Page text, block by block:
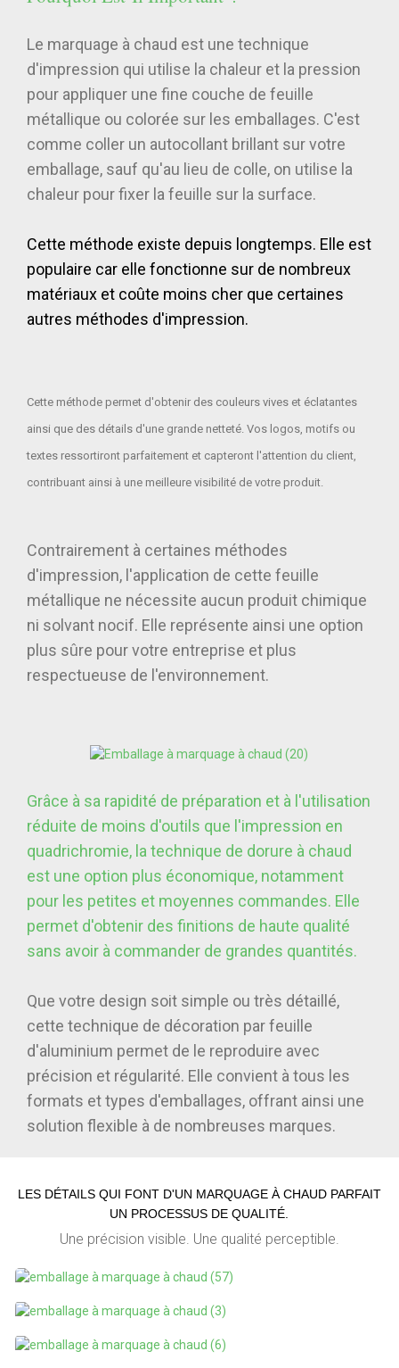
Le marquage à chaud est une technique
d'impression qui utilise la chaleur et la pression
pour appliquer une fine couche de feuille
métallique ou colorée sur les emballages. C'est
comme coller un autocollant brillant sur votre
emballage, sauf qu'au lieu de colle, on utilise la
chaleur pour fixer la feuille sur la surface.
Cette méthode existe depuis longtemps. Elle est
populaire car elle fonctionne sur de nombreux
matériaux et coûte moins cher que certaines
autres méthodes d'impression.
Cette méthode permet d'obtenir des couleurs vives et éclatantes
ainsi que des détails d'une grande netteté. Vos logos, motifs ou
textes ressortiront parfaitement et capteront l'attention du client,
contribuant ainsi à une meilleure visibilité de votre produit.
Contrairement à certaines méthodes
d'impression, l'application de cette feuille
métallique ne nécessite aucun produit chimique
ni solvant nocif. Elle représente ainsi une option
plus sûre pour votre entreprise et plus
respectueuse de l'environnement.
Grâce à sa rapidité de préparation et à l'utilisation
réduite de moins d'outils que l'impression en
quadrichromie, la technique de dorure à chaud
est une option plus économique, notamment
pour les petites et moyennes commandes. Elle
permet d'obtenir des finitions de haute qualité
sans avoir à commander de grandes quantités.
Que votre design soit simple ou très détaillé,
cette technique de décoration par feuille
d'aluminium permet de le reproduire avec
précision et régularité. Elle convient à tous les
formats et types d'emballages, offrant ainsi une
solution flexible à de nombreuses marques.
LES DÉTAILS QUI FONT D'UN MARQUAGE À CHAUD PARFAIT
UN PROCESSUS DE QUALITÉ.
Une précision visible. Une qualité perceptible.